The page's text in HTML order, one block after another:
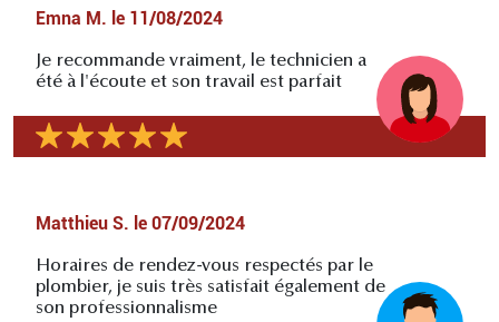
Emna M. le 11/08/2024
Je recommande vraiment, le technicien a
été à l'écoute et son travail est parfait
Matthieu S. le 07/09/2024
Horaires de rendez-vous respectés par le
plombier, je suis très satisfait également de
son professionnalisme